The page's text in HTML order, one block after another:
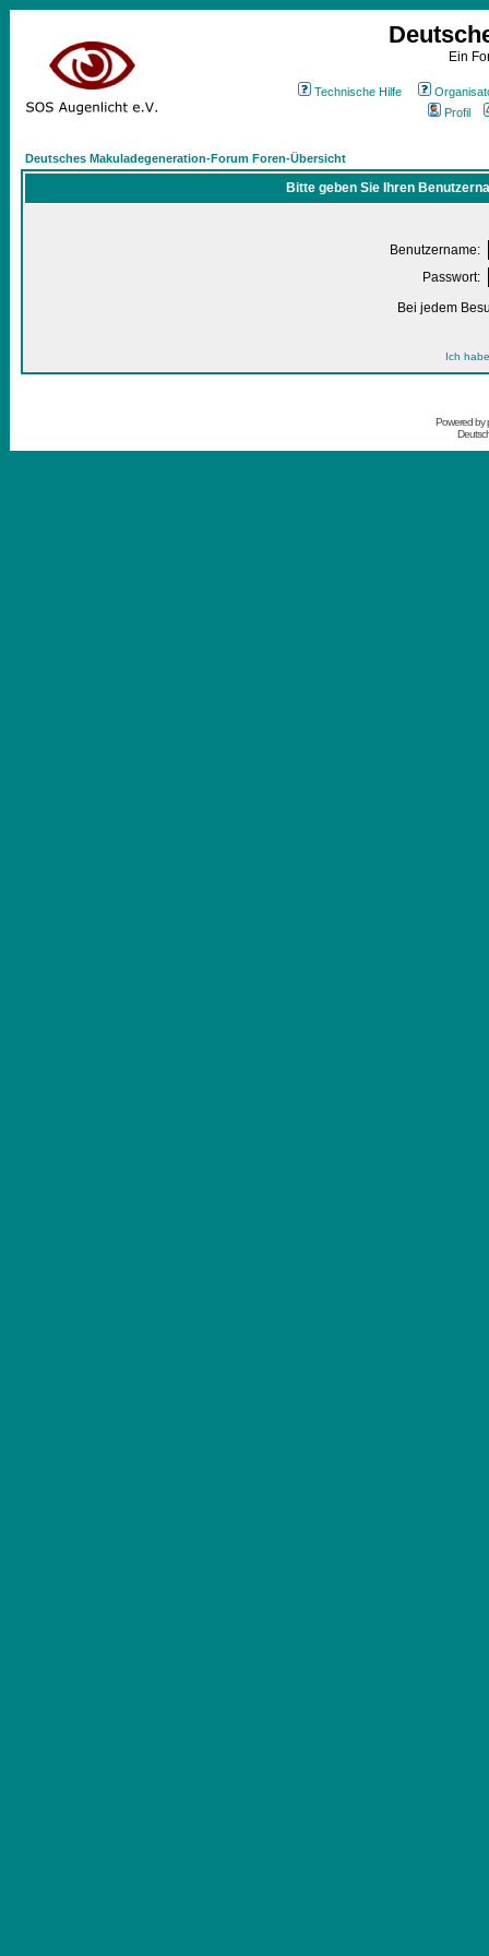
Ein
Technische Hilfe
Profil
Deutsches Makuladegeneration-Forum Foren-Übersicht
Bitte geben Sie Ihren
Benutzername:
Passwort:
Bei jedem
Ich
Powered by